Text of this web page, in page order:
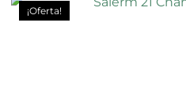
¡Oferta!